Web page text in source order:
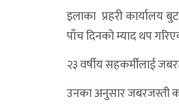
इलाका प्रहरी कार्यालय
पाँच दिनको म्याद थप
२३ वर्षीय सहकर्मीलाई
उनका अनुसार जबरजस्ती